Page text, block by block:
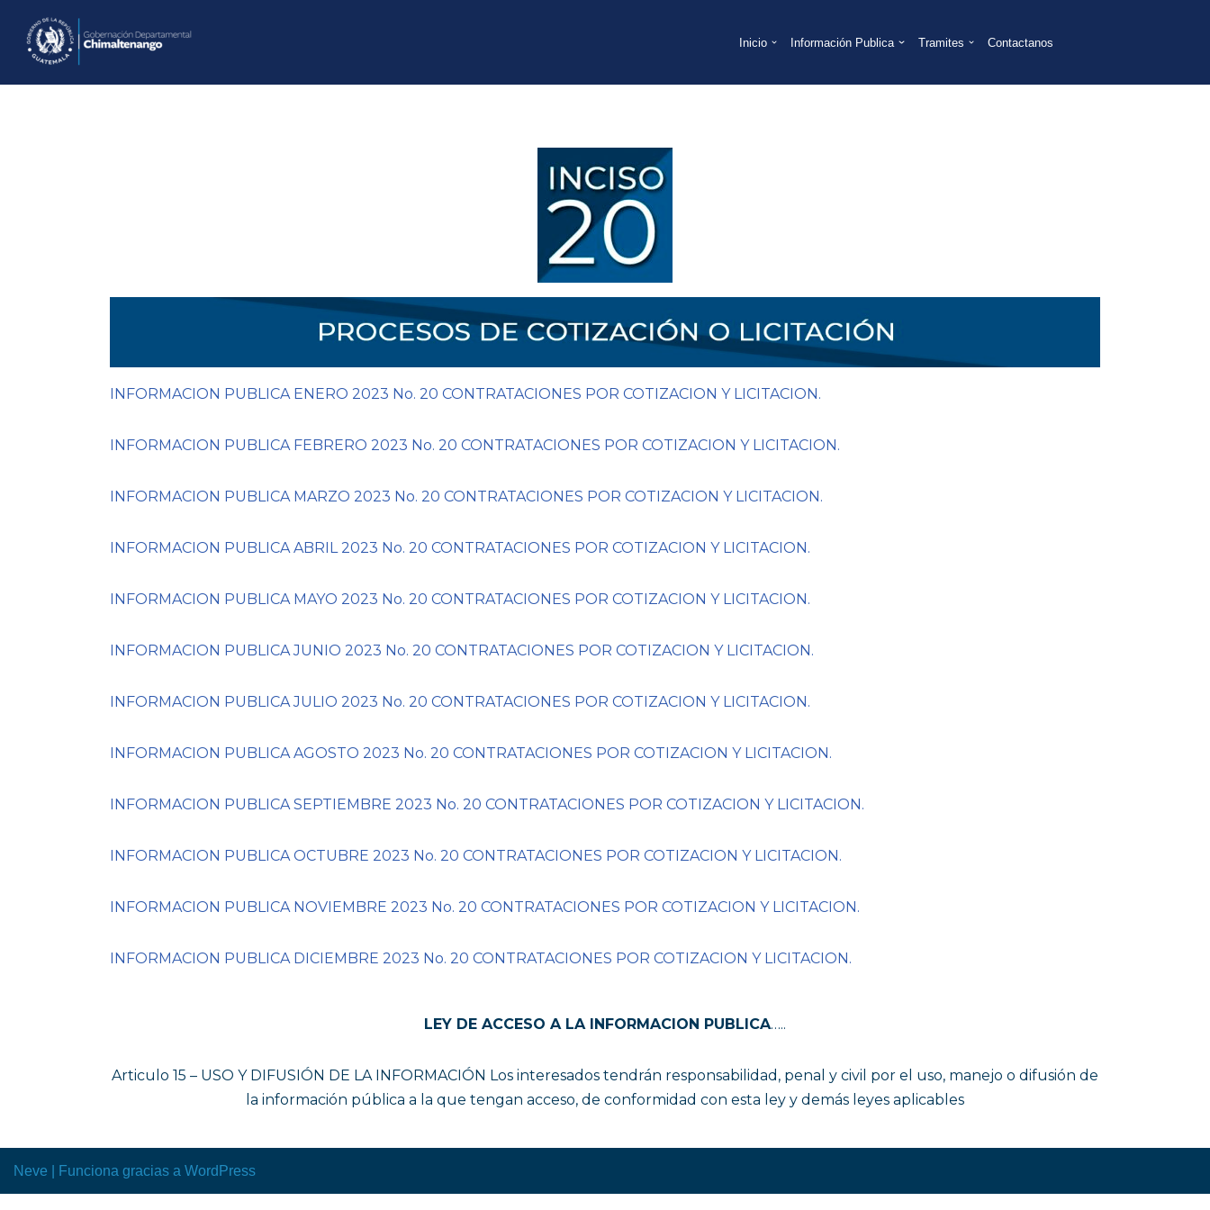
Saltar
Inicio Información Publica Tramites Contactanos
INFORMACION PUBLICA ENERO 2023 No. 20 CONTRATACIONES POR COTIZACION Y LICITACION.
INFORMACION PUBLICA FEBRERO 2023 No. 20 CONTRATACIONES POR COTIZACION Y LICITACION.
INFORMACION PUBLICA MARZO 2023 No. 20 CONTRATACIONES POR COTIZACION Y LICITACION.
INFORMACION PUBLICA ABRIL 2023 No. 20 CONTRATACIONES POR COTIZACION Y LICITACION.
INFORMACION PUBLICA MAYO 2023 No. 20 CONTRATACIONES POR COTIZACION Y LICITACION.
INFORMACION PUBLICA JUNIO 2023 No. 20 CONTRATACIONES POR COTIZACION Y LICITACION.
INFORMACION PUBLICA JULIO 2023 No. 20 CONTRATACIONES POR COTIZACION Y LICITACION.
INFORMACION PUBLICA AGOSTO 2023 No. 20 CONTRATACIONES POR COTIZACION Y LICITACION.
INFORMACION PUBLICA SEPTIEMBRE 2023 No. 20 CONTRATACIONES POR COTIZACION Y LICITACION.
INFORMACION PUBLICA OCTUBRE 2023 No. 20 CONTRATACIONES POR COTIZACION Y LICITACION.
INFORMACION PUBLICA NOVIEMBRE 2023 No. 20 CONTRATACIONES POR COTIZACION Y LICITACION.
INFORMACION PUBLICA DICIEMBRE 2023 No. 20 CONTRATACIONES POR COTIZACION Y LICITACION.
LEY DE ACCESO A LA INFORMACION PUBLICA…..
Articulo 15 – USO Y DIFUSIÓN DE LA INFORMACIÓN Los interesados tendrán responsabilidad, penal y civil por el uso, manejo o difusión de
la información pública a la que tengan acceso, de conformidad con esta ley y demás leyes aplicables
Neve | Funciona gracias a WordPress